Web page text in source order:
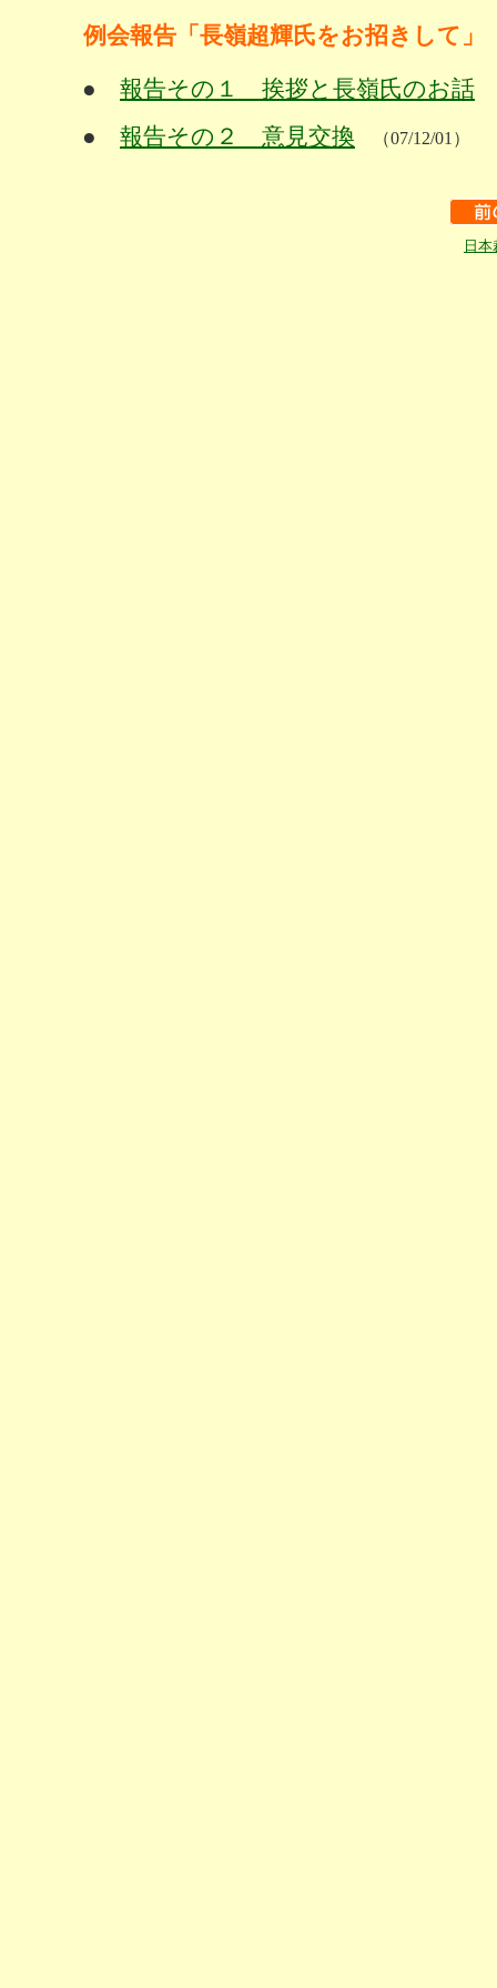
例会報告「長嶺超輝氏をお招きして」
● 報告その１ 挨拶と長嶺氏のお話
● 報告その２ 意見交換 （07/12/01）
日